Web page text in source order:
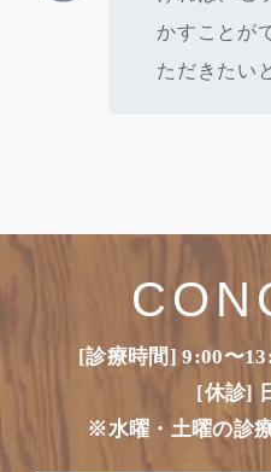
かすことが
ただきたい
[診療時間] 9:00〜
[休診]
※水曜・土曜の診